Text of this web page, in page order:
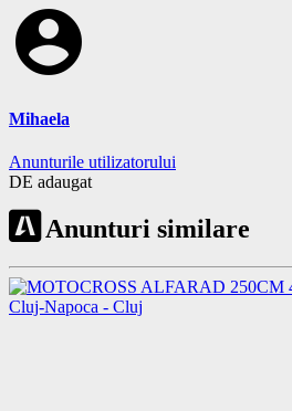
account_circle
Mihaela
Anunturile utilizatorului
DE adaugat
Anunturi similare